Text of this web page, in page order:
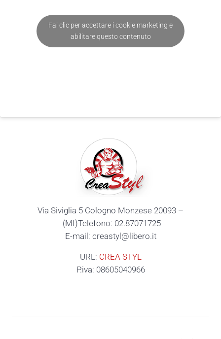
Fai clic per accettare i cookie marketing e
abilitare questo contenuto
Via Siviglia 5 Cologno Monzese 20093 –
(MI)Telefono: 02.87071725
E-mail: creastyl@libero.it
URL: CREA STYL
P.iva: 08605040966